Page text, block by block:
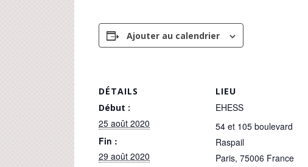
DÉTAILS
Début :
25 août 2020
Fin :
29 août 2020
LIEU
EHESS
54 et 105 boulevard
Raspail
Paris, 75006 France
Ajouter au calendrier